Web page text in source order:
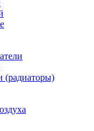
(радиаторы)